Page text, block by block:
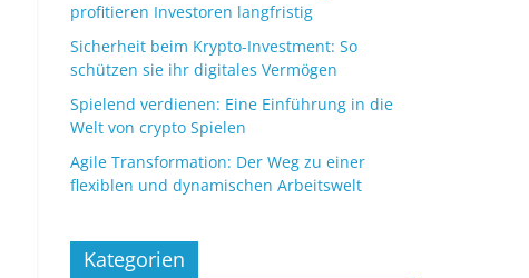
profitieren Investoren langfristig
Sicherheit beim Krypto-Investment: So
schützen sie ihr digitales Vermögen
Spielend verdienen: Eine Einführung in die
Welt von crypto Spielen
Agile Transformation: Der Weg zu einer
flexiblen und dynamischen Arbeitswelt
Kategorien